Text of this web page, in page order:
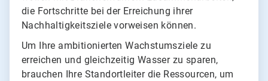
die Fortschritte bei der Erreichung ihrer
Nachhaltigkeitsziele vorweisen können.
Um Ihre ambitionierten Wachstumsziele zu
erreichen und gleichzeitig Wasser zu sparen,
brauchen Ihre Standortleiter die Ressourcen, um